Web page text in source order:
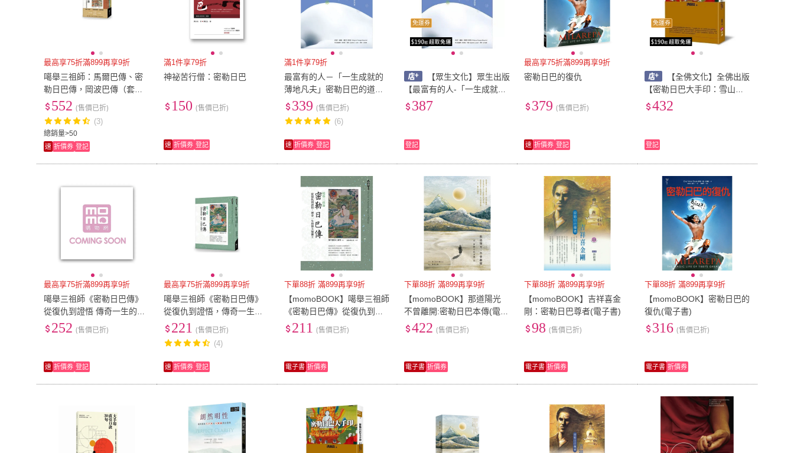
最高享75折滿899再享9折
噶舉三祖師：馬爾巴傳、密
勒日巴傳，岡波巴傳（套
書）
總銷量>50
552 (售價已折)
(3)
速 折價券 登記
滿1件享79折
神祕苦行僧：密勒日巴
150 (售價已折)
速 折價券 登記
滿1件享79折
最富有的人－「一生成就的
薄地凡夫」密勒日巴的道歌
與生命故事
339 (售價已折)
(6)
速 折價券 登記
免運券
【眾生文化】眾生出版
【最富有的人-「一生成就的
薄地凡夫」密勒日巴的道歌
387
登記
最高享75折滿899再享9折
密勒日巴的復仇
379 (售價已折)
速 折價券 登記
免運券
【全佛文化】全佛出版
【密勒日巴大手印：雪山空
谷的歌聲，開啟生命智慧之
432
登記
最高享75折滿899再享9折
噶舉三祖師《密勒日巴傳》
從復仇到證悟 傳奇一生的偉
大瑜伽士
252 (售價已折)
速 折價券 登記
最高享75折滿899再享9折
噶舉三祖師《密勒日巴傳》
從復仇到證悟，傳奇一生的
偉大瑜伽士
221
(售價已折)
(4)
速 折價券 登記
下單88折 滿899再享9折
【momoBOOK】噶舉三祖師
《密勒日巴傳》從復仇到證
悟，傳奇一生的偉大瑜伽士
211 (售價已折)
電子書 折價券
下單88折 滿899再享9折
【momoBOOK】那道陽光
不曾離開:密勒日巴本傳(電子
書)422 (售價已折)
電子書 折價券
下單88折 滿899再享9折
【momoBOOK】吉祥喜金
剛：密勒日巴尊者(電子書)
98 (售價已折)
電子書 折價券
下單88折 滿899再享9折
【momoBOOK】密勒日巴的
復仇(電子書)
316 (售價已折)
電子書 折價券